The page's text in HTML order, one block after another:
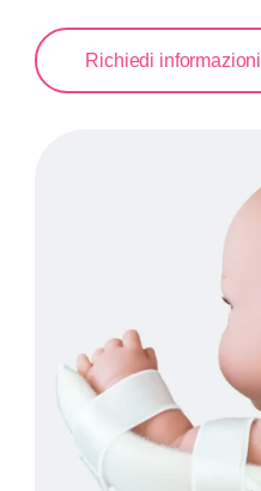
Richiedi informazioni